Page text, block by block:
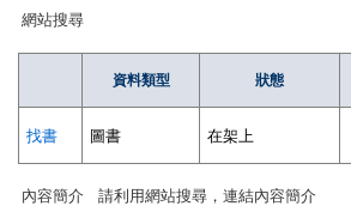
網站搜尋
資料類型 狀態
找書 圖書 在架上
內容簡介 請利用網站搜尋，連結內容簡介